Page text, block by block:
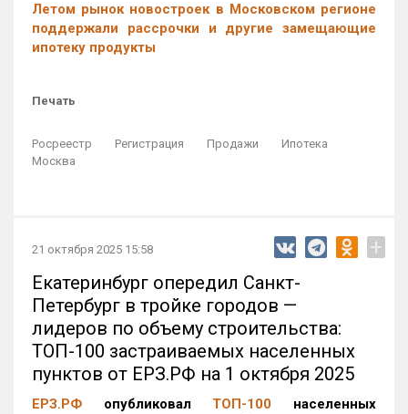
Летом рынок новостроек в Московском регионе
поддержали рассрочки и другие замещающие
ипотеку продукты
Печать
Росреестр Регистрация Продажи
Ипотека
Москва
21 октября 2025 15:58 +
Екатеринбург опередил Санкт-
Петербург в тройке городов —
лидеров по объему строительства:
ТОП-100 застраиваемых населенных
пунктов от ЕРЗ.РФ на 1 октября 2025
ЕРЗ.РФ опубликовал ТОП-100 населенных